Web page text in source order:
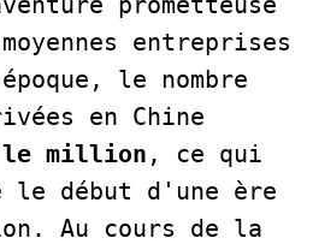
entreprises
le nombre
en Chine
le million , ce qui
le début d'une ère
Au cours de la